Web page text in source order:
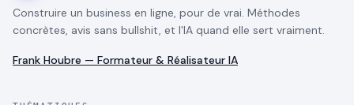
Construire un business en ligne, pour de vrai. Méthodes
concrètes, avis sans bullshit, et l'IA quand elle sert vraiment.
Frank Houbre — Formateur & Réalisateur IA